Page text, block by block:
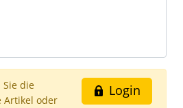
Login
die
Artikel oder